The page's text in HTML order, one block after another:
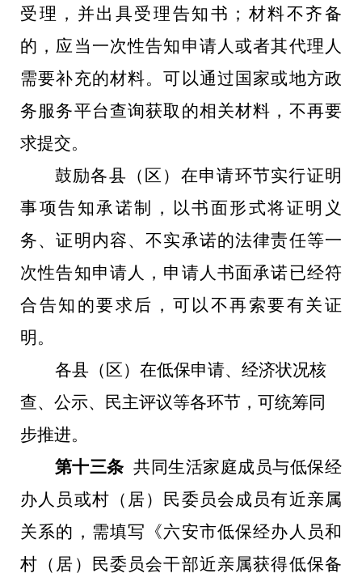
受理，并出具受理告知书；材料不齐备
的，应当一次性告知申请人或者其代理人
需要补充的材料。可以通过国家或地方政
务服务平台查询获取的相关材料，不再要
求提交。
鼓励各县（区） 在申请环节实行证明
事项告知承诺制，以书面形式将证明义
务、证明内容、不实承诺的法律责任等一
次性告知申请人，申请人书面承诺已经符
合告知的要求后，可以不再索要有关证
明。
各县（区）在低保申请、经济状况核
查、公示、民主评议等各环节，可统筹同
步推进。
第十三条 共同生活家庭成员与低保经
办人员或村（居）民委员会成员有近亲属
关系的，需填写《六安市低保经办人员和
村（居）民委员会干部近亲属获得低保备